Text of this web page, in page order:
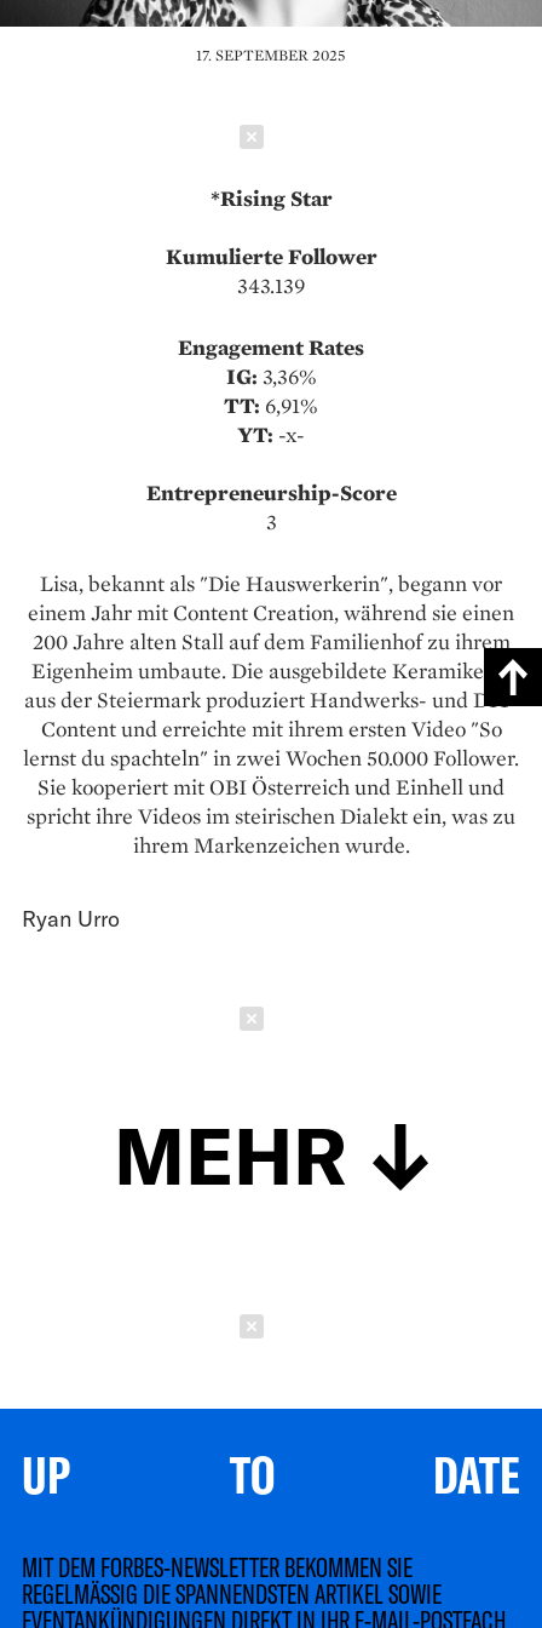
17. SEPTEMBER 2025
*Rising Star
Kumulierte Follower
343.139
Engagement Rates
IG: 3,36%
TT: 6,91%
YT: -x-
Entrepreneurship-Score
3
Lisa, bekannt als "Die Hauswerkerin", begann vor
einem Jahr mit Content Creation, während sie einen
200 Jahre alten Stall auf dem Familienhof zu ihrem
Eigenheim umbaute. Die ausgebildete Keramikerin
aus der Steiermark produziert Handwerks- und DIY-
Content und erreichte mit ihrem ersten Video "So
lernst du spachteln" in zwei Wochen 50.000 Follower.
Sie kooperiert mit OBI Österreich und Einhell und
spricht ihre Videos im steirischen Dialekt ein, was zu
ihrem Markenzeichen wurde.
Ryan Urro
MEHR
UP TO DATE
MIT DEM FORBES-NEWSLETTER BEKOMMEN SIE
REGELMÄSSIG DIE SPANNENDSTEN ARTIKEL SOWIE
EVENTANKÜNDIGUNGEN DIREKT IN IHR E-MAIL-POSTFACH